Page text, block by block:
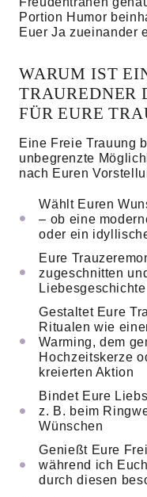
Portion Humor
Euer Ja zueinander
WARUM IST
TRAUREDNER
FÜR EURE
Eine Freie Trauung
unbegrenzte
nach Euren
Wählt Euren
– ob eine
oder ein
Eure
zugeschnitten
Liebesgeschichte
Gestaltet Eure
Ritualen wie
Warming, dem
Hochzeitskerze
kreierten Aktion
Bindet Eure
z. B. beim
Wünschen
Genießt Eure
während ich
durch diesen